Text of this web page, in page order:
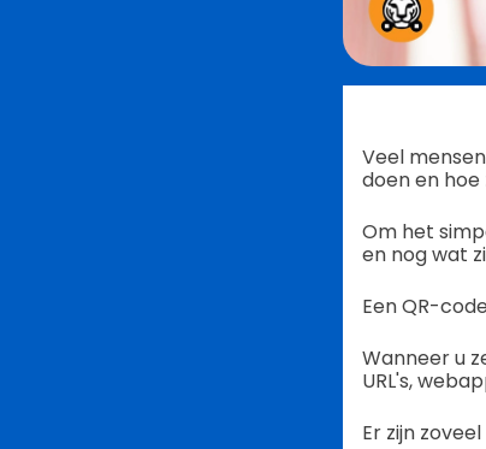
Veel
doen en hoe
Om het
en nog wat
Een QR-
Wanneer u
URL's,
Er zijn